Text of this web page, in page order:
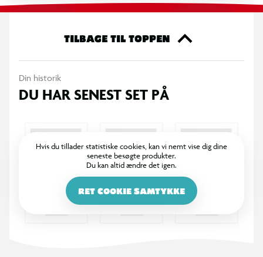
TILBAGE TIL TOPPEN
Din historik
DU HAR SENEST SET PÅ
Hvis du tillader statistiske cookies, kan vi nemt vise dig dine
seneste besøgte produkter.
Du kan altid ændre det igen.
RET COOKIE SAMTYKKE